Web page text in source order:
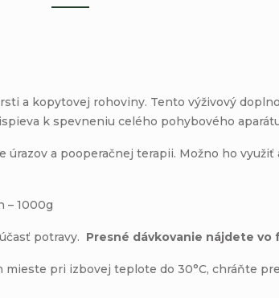
a kopytovej rohoviny. Tento výživový
k spevneniu celého pohybového
a pooperačnej terapii. Možno ho
– 1000g
potravy. Presné dávkovanie nájdete
pri izbovej teplote do 30°C, chráňte